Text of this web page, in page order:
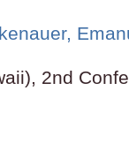
2nd